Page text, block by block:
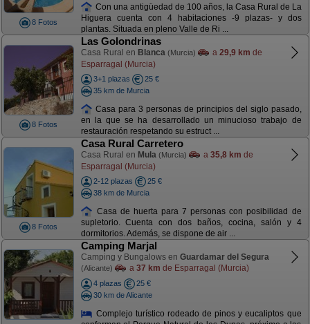
8 Fotos
Con una antigüedad de 100 años, la Casa Rural de La
Higuera cuenta con 4 habitaciones -9 plazas- y dos
plantas. Situada en pleno Valle de Ri ...
8 Fotos
Las Golondrinas
Casa Rural en Blanca (Murcia) a 29,9 km de
Esparragal (Murcia)
3+1 plazas
25 €
35 km de Murcia
Casa para 3 personas de principios del siglo pasado,
en la que se ha desarrollado un minucioso trabajo de
restauración respetando su estruct ...
8 Fotos
Casa Rural Carretero
Casa Rural en Mula (Murcia) a 35,8 km de
Esparragal (Murcia)
2-12 plazas
25 €
38 km de Murcia
Casa de huerta para 7 personas con posibilidad de
supletorio. Cuenta con dos baños, cocina, salón y 4
dormitorios. Además, se dispone de air ...
Camping Marjal
Camping y Bungalows en Guardamar del Segura
(Alicante) a 37 km de Esparragal (Murcia)
4 plazas
25 €
30 km de Alicante
Complejo turístico rodeado de pinos y eucaliptos que